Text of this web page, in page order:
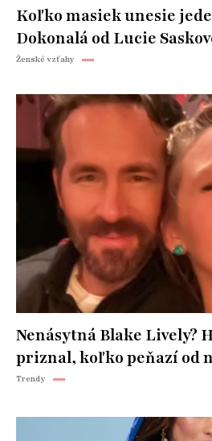
Koľko masiek unesie
Dokonalá od Lucie
Ženské vzťahy
Nenásytná Blake Lively?
priznal, koľko peňazí od
Trendy